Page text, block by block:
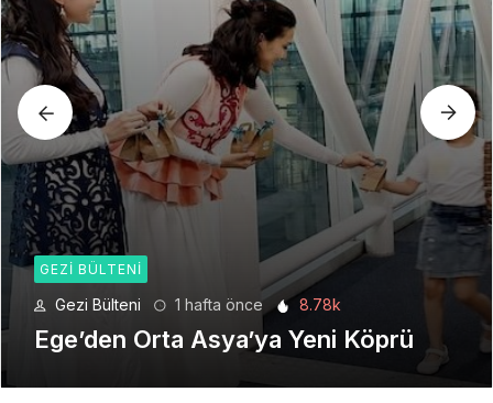
GEZI BÜLTENI
Gezi Bülteni 6.2k
Seyahat Teknolojilerinde Yeni Bir
Dönem